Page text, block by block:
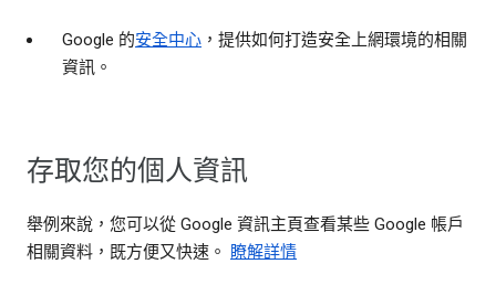
Google 的安全中心 ，提供如何打造安全上網環境的相關
資訊。
存取您的個人資訊
舉例來說，您可以從 Google 資訊主頁查看某些 Google 帳戶
相關資料，既方便又快速。
瞭解詳情